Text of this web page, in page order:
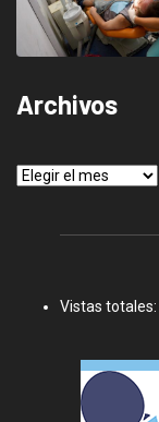
Archivos
Archivos
Vistas totales: